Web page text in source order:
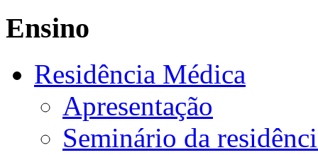
Ensino
Residência Médica
Apresentação
Seminário da